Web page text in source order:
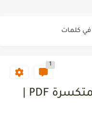
حد الادمان
عن الوحدة
القلب
عن فقدان الامل
1